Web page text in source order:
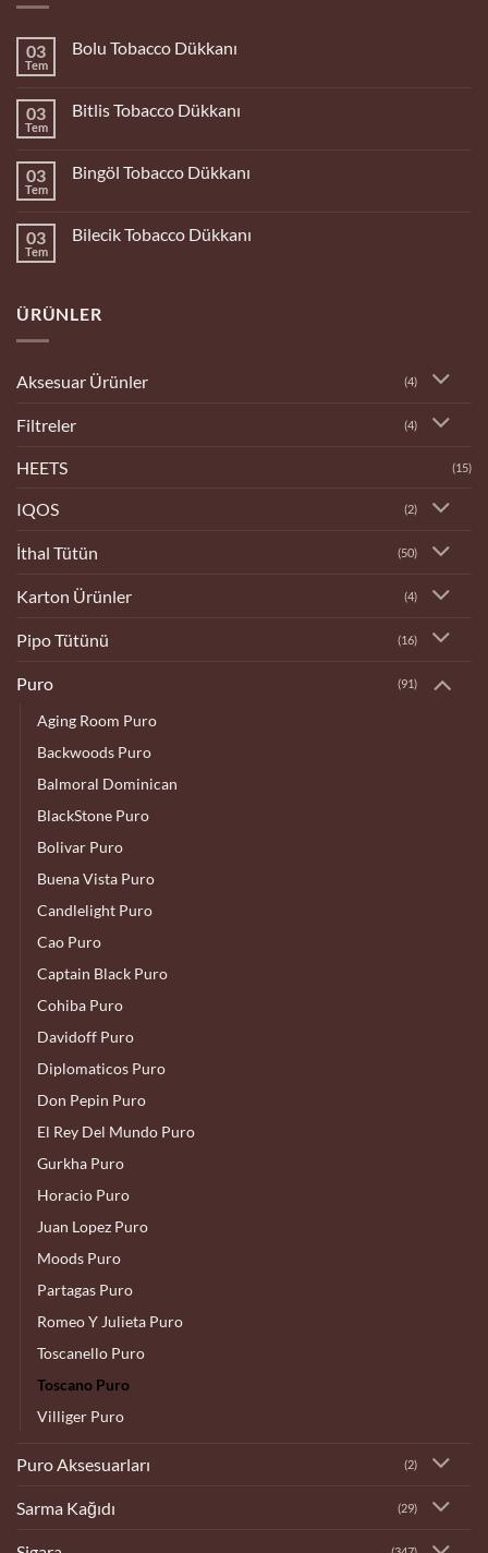
03
Tem
Bolu Tobacco Dükkanı
Tobacco
03
Tem
Bitlis Tobacco Dükkanı
Tobacco
03
Tem
Bingöl Tobacco Dükkanı
Tobacco
03
Tem
Bilecik Tobacco Dükkanı
Dükkanı
ÜRÜNLER
Aksesuar Ürünler (4)
Filtreler (4)
HEETS (15)
IQOS (2)
İthal Tütün (50)
Karton Ürünler (4)
Pipo Tütünü (16)
Puro (91)
Aging Room Puro
Backwoods Puro
Balmoral Dominican
BlackStone Puro
Bolivar Puro
Buena Vista Puro
Candlelight Puro
Cao Puro
Captain Black Puro
Cohiba Puro
Davidoff Puro
Diplomaticos Puro
Don Pepin Puro
El Rey Del Mundo Puro
Gurkha Puro
Horacio Puro
Juan Lopez Puro
Moods Puro
Partagas Puro
Romeo Y Julieta Puro
Toscanello Puro
Toscano Puro
Villiger Puro
Puro Aksesuarları (2)
Sarma Kağıdı (29)